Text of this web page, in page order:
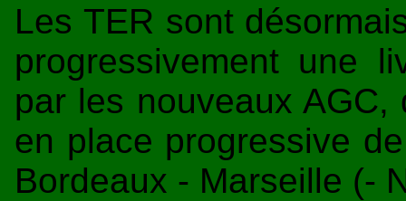
Les TER sont
progressivement une
par les nouveaux
en place progressive
Bordeaux - Marseille (-